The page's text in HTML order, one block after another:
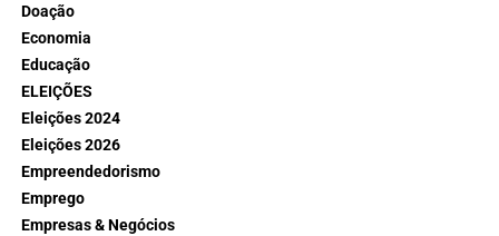
Doação
Economia
Educação
ELEIÇÕES
Eleições 2024
Eleições 2026
Empreendedorismo
Emprego
Empresas & Negócios